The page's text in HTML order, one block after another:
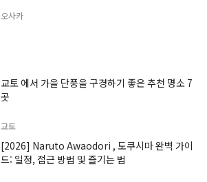
오사카
교토 에서 가을 단풍을 구경하기 좋은 추천 명소 7
곳
교토
[2026] Naruto Awaodori , 도쿠시마 완벽 가이
드: 일정, 접근 방법 및 즐기는 법